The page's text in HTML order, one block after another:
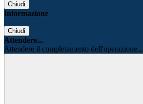
Chiudi
Informazione
Chiudi
Attendere...
Attendere il completamento dell'operazione...